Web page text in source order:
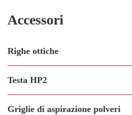
Accessori
Righe ottiche
Testa HP2
Griglie di aspirazione polveri